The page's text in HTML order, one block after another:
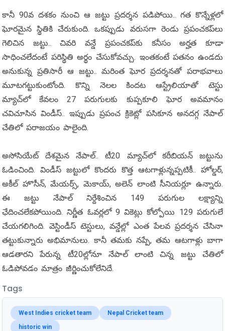
కానీ 90వ దశకం నుంచి ఆ జట్టు ప్రదర్శన పడిపోయి.. గత కొన్నేళ్లలో
ఘోరమైన స్థితికి చేరుకుంది. ఒకప్పుడు వరుసగా రెండు ప్రపంచకప్‌లు
గెలిచిన జట్టు.. చివరి వన్డే ప్రపంచకప్‌కు కనీసం అర్హత కూడా
సాధించలేదంటే పరిస్థితి అర్థం చేసుకోవచ్చు. ఇంతకంటే పతనం ఉండదు
అనుకున్న ప్రతిసారీ ఆ జట్టు.. మరింత ఘోర ప్రదర్శనతో పరాభవాలు
మూటగట్టుకుంటోంది. కొన్ని నెలల కిందట ఆస్ట్రేలియాతో టెస్టు
మ్యాచ్‌లో కేవలం 27 పరుగులకు కుప్పకూలి ఘోర అవమానం
చవిచూసిన విండీస్.. ఇప్పుడు ప్రపంచ క్రికెట్లో పసికూన అనదగ్గ నేపాల్
చేతిలో పరాజయం పాలైంది.
అసోసియేట్ దేశమైన నేపాల్.. టీ20 మ్యాచ్‌లో కరీబియన్ జట్టును
ఓడించింది. విండీస్ జట్టులో కొందరు కొత్త ఆటగాళ్లున్నప్పటికీ.. హోల్డర్,
అకీల్ హొసీన్, మేయర్స్, మెకాయ్, అలెన్ లాంటి సీనియర్లూ ఉన్నారు.
ఈ జట్టు నేపాల్ నిర్దేశించిన 149 పరుగుల లక్ష్యాన్ని
ఛేదించలేకపోయింది. నిర్ణీత ఓవర్లలో 9 వికెట్లు కోల్పోయి 129 పరుగులే
చేయగలిగింది. వెస్టిండీస్ టెస్టులు, వన్డేల్లో ఎంత పేలవ ప్రదర్శన చేసినా
తట్టుకున్నారు అభిమానులు. కానీ తమకు నప్పే, తమ ఆటగాళ్లు బాగా
ఆడతారని పేరున్న టీ20ల్లోనూ నేపాల్ లాంటి చిన్న జట్టు చేతిలో
ఓడిపోవడం మాత్రం జీర్ణించుకోలేనిదే.
Tags
West Indies cricket team
Nepal Cricket team
historic win